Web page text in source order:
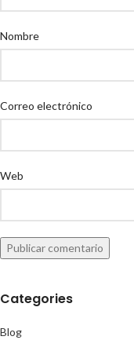
Nombre
Correo electrónico
Web
Categories
Blog